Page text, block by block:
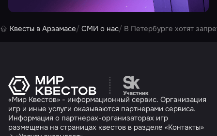
Квесты в Арзамасе СМИ о нас В Петербурге хотят
Перейти на сайт
«Мир Квестов» - информационный сервис. Организация
игр и иные услуги оказываются партнерами сервиса.
Информация о партнерах-организаторах игр
размещена на страницах квестов в разделе «Контакты»